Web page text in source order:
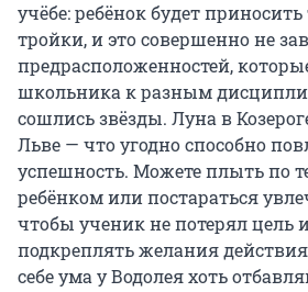
учёбе: ребёнок будет
тройки, и это совершенно не
предрасположенностей,
школьника к разным
сошлись звёзды. Луна в
Льве — что угодно способно
успешность. Можете плыть по
ребёнком или постараться
чтобы ученик не потерял цель
подкреплять желания
себе ума у Водолея хоть